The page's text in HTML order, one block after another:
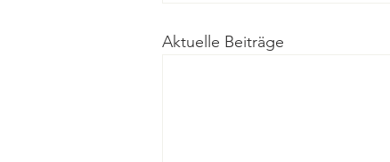
Aktuelle Beiträge